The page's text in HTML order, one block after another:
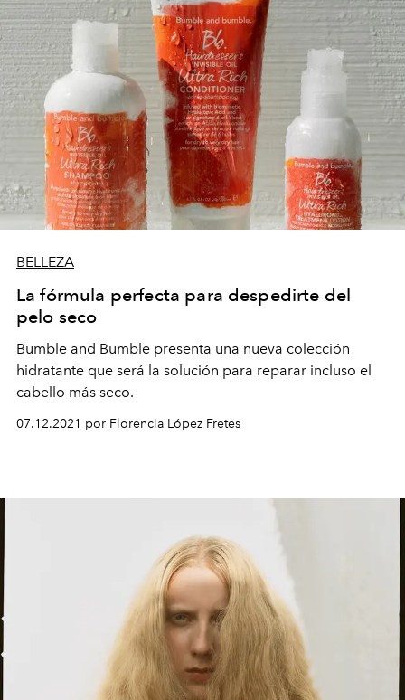
BELLEZA
La fórmula perfecta para despedirte del
pelo seco
Bumble and Bumble presenta una nueva colección
hidratante que será la solución para reparar incluso el
cabello más seco.
07.12.2021 por Florencia López Fretes